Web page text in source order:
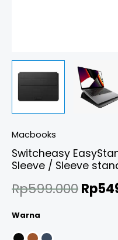
Macbooks
Switcheasy
Sleeve / Sleeve
Rp599.000Rp
Warna